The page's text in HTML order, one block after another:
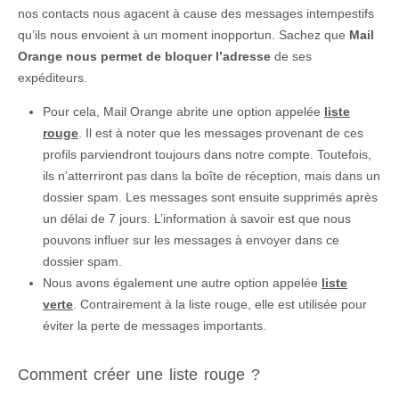
nos contacts nous agacent à cause des messages intempestifs
qu’ils nous envoient à un moment inopportun. Sachez que Mail
Orange nous permet de bloquer l’adresse de ses
expéditeurs.
Pour cela, Mail Orange abrite une option appelée liste
rouge . Il est à noter que les messages provenant de ces
profils parviendront toujours dans notre compte. Toutefois,
ils n’atterriront pas dans la boîte de réception, mais dans un
dossier spam. Les messages sont ensuite supprimés après
un délai de 7 jours. L’information à savoir est que nous
pouvons influer sur les messages à envoyer dans ce
dossier spam.
Nous avons également une autre option appelée liste
verte . Contrairement à la liste rouge, elle est utilisée pour
éviter la perte de messages importants.
Comment créer une liste rouge ?